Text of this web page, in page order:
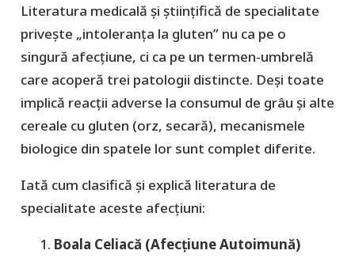
Literatura medicală și științifică de specialitate
privește „intoleranța la gluten” nu ca pe o
singură afecțiune, ci ca pe un termen-umbrelă
care acoperă trei patologii distincte. Deși toate
implică reacții adverse la consumul de grâu și alte
cereale cu gluten (orz, secară), mecanismele
biologice din spatele lor sunt complet diferite.
​Iată cum clasifică și explică literatura de
specialitate aceste afecțiuni:
Boala Celiacă (Afecțiune Autoimună)